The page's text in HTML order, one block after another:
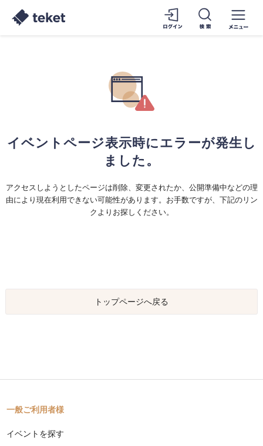
イベントページ表示時にエラーが発生し
ました。
アクセスしようとしたページは削除、変更されたか、公開準備中などの理
由により現在利用できない可能性があります。お手数ですが、下記のリン
クよりお探しください。
トップページへ戻る
一般ご利用者様
イベントを探す